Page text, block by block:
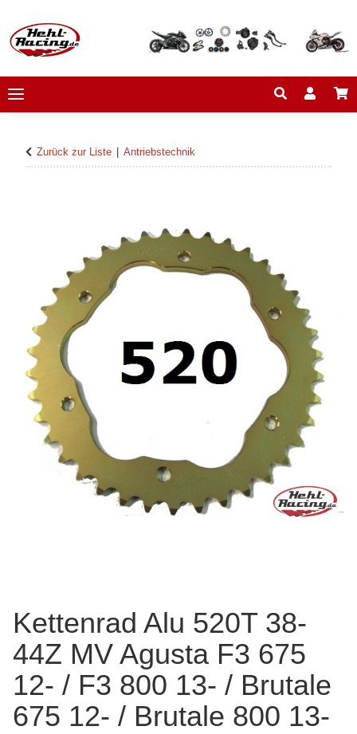
Zurück zur Liste Antriebstechnik
Kettenrad Alu 520T 38-
44Z MV Agusta F3 675
12- / F3 800 13- / Brutale
675 12- / Brutale 800 13-